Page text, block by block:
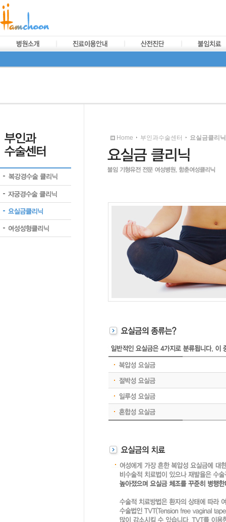
Home 부인과수술센터 요실금클리닉